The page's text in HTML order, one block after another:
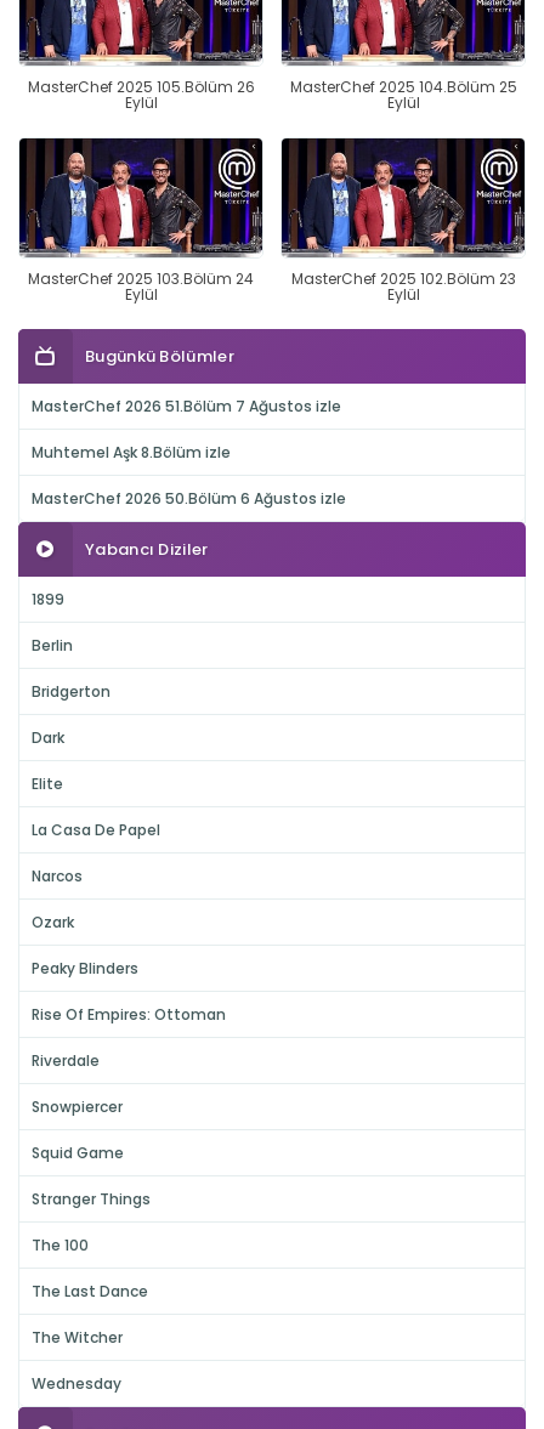
MasterChef 2025 105.Bölüm 26
Eylül
MasterChef 2025 104.Bölüm 25
Eylül
MasterChef 2025 103.Bölüm 24
Eylül
MasterChef 2025 102.Bölüm 23
Eylül
Bugünkü Bölümler
MasterChef 2026 51.Bölüm 7 Ağustos izle
Muhtemel Aşk 8.Bölüm izle
MasterChef 2026 50.Bölüm 6 Ağustos izle
Yabancı Diziler
1899
Berlin
Bridgerton
Dark
Elite
La Casa De Papel
Narcos
Ozark
Peaky Blinders
Rise Of Empires: Ottoman
Riverdale
Snowpiercer
Squid Game
Stranger Things
The 100
The Last Dance
The Witcher
Wednesday